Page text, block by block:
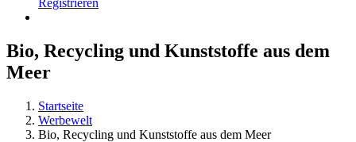
Registrieren
Bio, Recycling und Kunststoffe aus dem
Meer
Startseite
Werbewelt
Bio, Recycling und Kunststoffe aus dem Meer